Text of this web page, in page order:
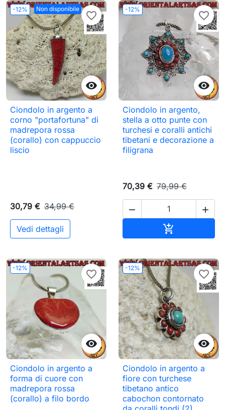
-12% Non disponibile

favorite_border
Ciondolo in argento a
corno "portafortuna" di
madrepora rossa
(corallo) con cappuccio
liscio
30,79 € 34,99 €
Vedi dettagli
-12%

favorite_border
Ciondolo in argento,
stella a otto punte con
turchesi e coralli antichi
tibetani e decorazione a
filigrana
70,39 € 79,99 €
 

-12%

favorite_border
Ciondolo in argento a
forma di cuore con
madrepora rossa
(corallo) a filo bordo
-12%

favorite_border
Ciondolo in argento a
fiore con turchese
tibetano antico
cabochon contornato